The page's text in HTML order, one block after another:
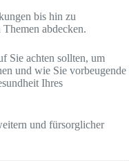
bis hin zu
abdecken.
Sie achten sollten, um
und wie Sie vorbeugende
Ihres
und fürsorglicher